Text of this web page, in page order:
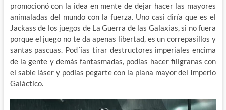
promocionó con la idea en mente de dejar hacer las mayores
animaladas del mundo con la fuerza. Uno casi diría que es el
Jackass de los juegos de La Guerra de las Galaxias, si no fuera
porque el juego no te da apenas libertad, es un correpasillos y
santas pascuas. Pod´ías tirar destructores imperiales encima
de la gente y demás fantasmadas, podías hacer filigranas con
el sable láser y podías pegarte con la plana mayor del Imperio
Galáctico.